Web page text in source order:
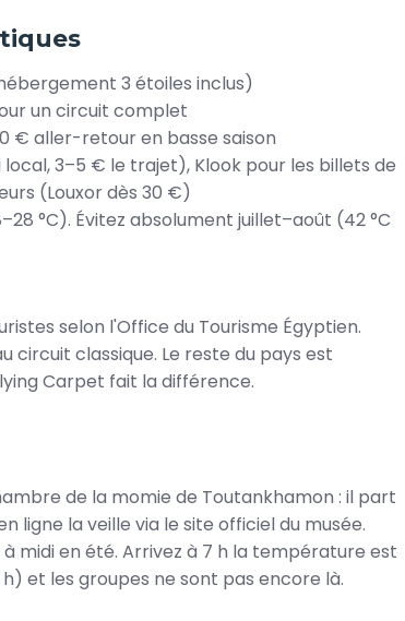
3 étoiles inclus)
un circuit complet
€ aller-retour en basse saison
3–5 € le trajet), Klook pour les billets de
(Louxor dès 30 €)
°C). Évitez absolument juillet–août (42 °C
selon l'Office du Tourisme Égyptien.
circuit classique. Le reste du pays est
Carpet fait la différence.
de la momie de Toutankhamon : il part
ligne la veille via le site officiel du musée.
midi en été. Arrivez à 7 h la température est
et les groupes ne sont pas encore là.